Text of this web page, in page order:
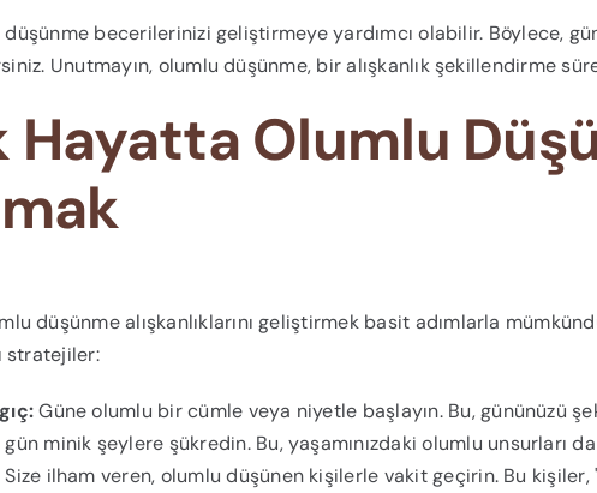
becerilerinizi geliştirmeye yardımcı olabilir. Böylece,
Unutmayın, olumlu düşünme, bir alışkanlık şekillendirme
Hayatta Olumlu
düşünme alışkanlıklarını geliştirmek basit adımlarla
stratejiler:
Güne olumlu bir cümle veya niyetle başlayın. Bu, gününüzü
gün minik şeylere şükredin. Bu, yaşamınızdaki olumlu unsurları
Size ilham veren, olumlu düşünen kişilerle vakit geçirin. Bu